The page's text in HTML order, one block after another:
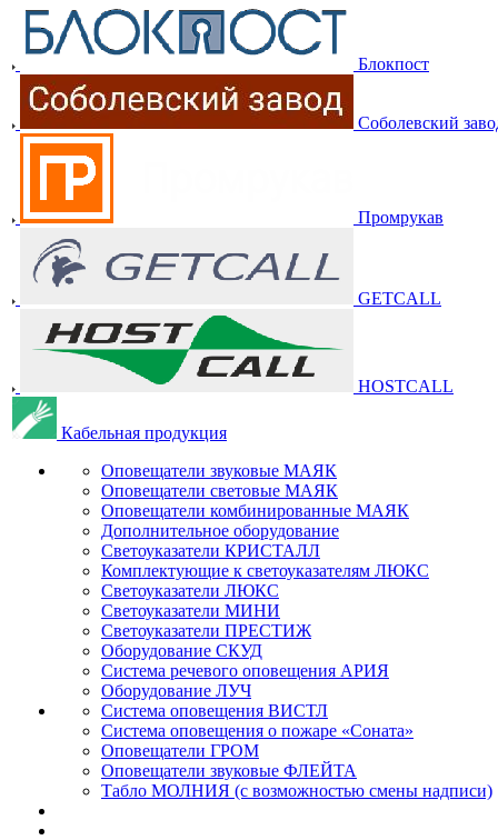
Блокпост
Соболевский
Промрукав
GETCALL
HOSTCALL
Кабельная продукция
Оповещатели звуковые МАЯК
Оповещатели световые МАЯК
Оповещатели комбинированные МАЯК
Дополнительное оборудование
Светоуказатели КРИСТАЛЛ
Комплектующие к светоуказателям ЛЮКС
Светоуказатели ЛЮКС
Светоуказатели МИНИ
Светоуказатели ПРЕСТИЖ
Оборудование СКУД
Система речевого оповещения АРИЯ
Оборудование ЛУЧ
Система оповещения ВИСТЛ
Система оповещения о пожаре «Соната»
Оповещатели ГРОМ
Оповещатели звуковые ФЛЕЙТА
Табло МОЛНИЯ (с возможностью смены надписи)